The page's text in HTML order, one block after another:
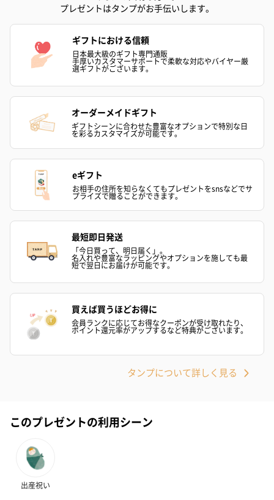
フラッグカプセル：イ
ンセンススティック
（END）（880円）
フラッグカプセル：イ
ンセンススティック
（St.OSMANTHUS）
（880円）
（GRAPE
おつまみ・その他
お酒にぴったりのおつまみ・サプリを同梱してお届けいたしま
す。
いぶりがっことチーズ
のオイル漬（981円）
ごろっとうまみ チーズ
のオイル漬（塩麹&レモ
ン）（981円）
しょっつるナ
円）
プレゼントはタンプがお手伝いします。
ギフトにおける信頼
日本最大級のギフト専門通販
手厚いカスタマーサポートで柔軟な対応やバイヤー厳
選ギフトがございます。
オーダーメイドギフト
ギフトシーンに合わせた豊富なオプションで特別な日
を彩るカスタマイズが可能です。
eギフト
お相手の住所を知らなくてもプレゼントをsnsなどでサ
プライズで贈ることができます。
最短即日発送
「今日買って、明日届く」。
名入れや豊富なラッピングやオプションを施しても最
短で翌日にお届けが可能です。
買えば買うほどお得に
会員ランクに応じてお得なクーポンが受け取れたり、
ポイント還元率がアップするなど特典がございます。
タンプについて詳しく見る
このプレゼントの利用シーン
出産祝い